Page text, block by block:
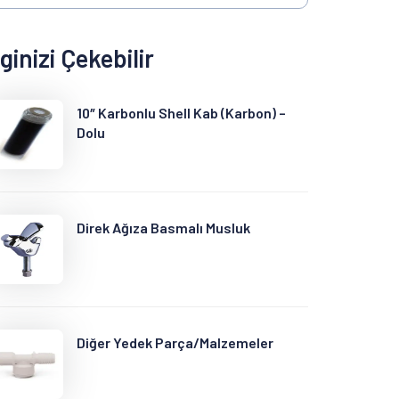
Çekebilir
10″ Karbonlu Shell Kab (Karbon) –
Dolu
Direk Ağıza Basmalı Musluk
Diğer Yedek Parça/Malzemeler